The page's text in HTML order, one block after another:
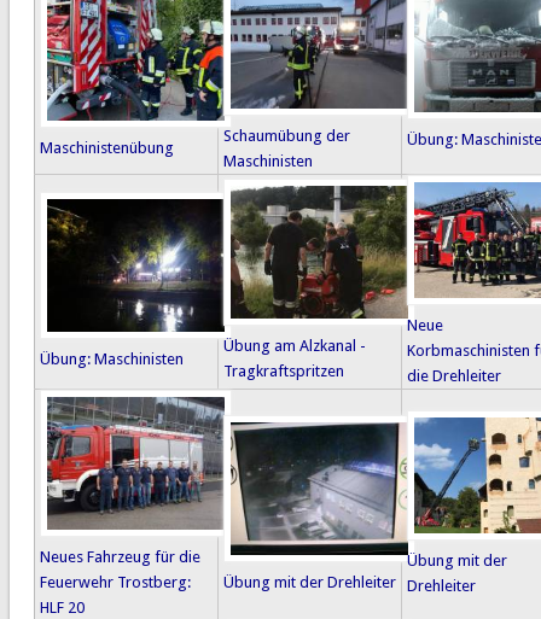
Maschinistenübung
Schaumübung der
Maschinisten
Übung:
Übung: Maschinisten
Übung am Alzkanal -
Tragkraftspritzen
Neue
Korbmaschinisten
die Drehleiter
Neues Fahrzeug für die
Feuerwehr Trostberg:
HLF 20
Übung mit der Drehleiter
Übung mit der
Drehleiter